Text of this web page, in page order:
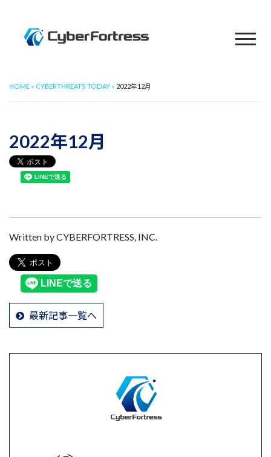
HOME CYBERTHREATS TODAY 2022年12月
2022年12月
Written by CYBERFORTRESS, INC.
最新記事一覧へ